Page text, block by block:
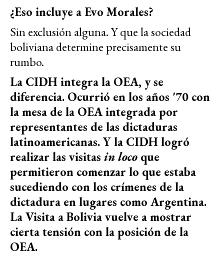
¿Eso incluye a Evo Morales?
Sin exclusión alguna. Y que la sociedad
boliviana determine precisamente su
rumbo.
La CIDH integra la OEA, y se
diferencia. Ocurrió en los años '70 con
la mesa de la OEA integrada por
representantes de las dictaduras
latinoamericanas. Y la CIDH logró
realizar las visitas in loco que
permitieron comenzar lo que estaba
sucediendo con los crímenes de la
dictadura en lugares como Argentina.
La Visita a Bolivia vuelve a mostrar
cierta tensión con la posición de la
OEA.